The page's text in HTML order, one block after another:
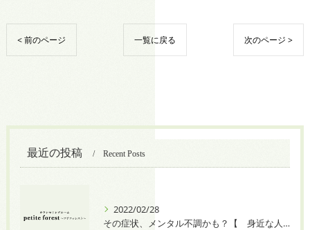
< 前のページ 一覧に戻る 次のページ >
最近の投稿 Recent Posts
2022/02/28
その症状、メンタル不調かも？【 身近な人に八つ当たりしてしまう 】